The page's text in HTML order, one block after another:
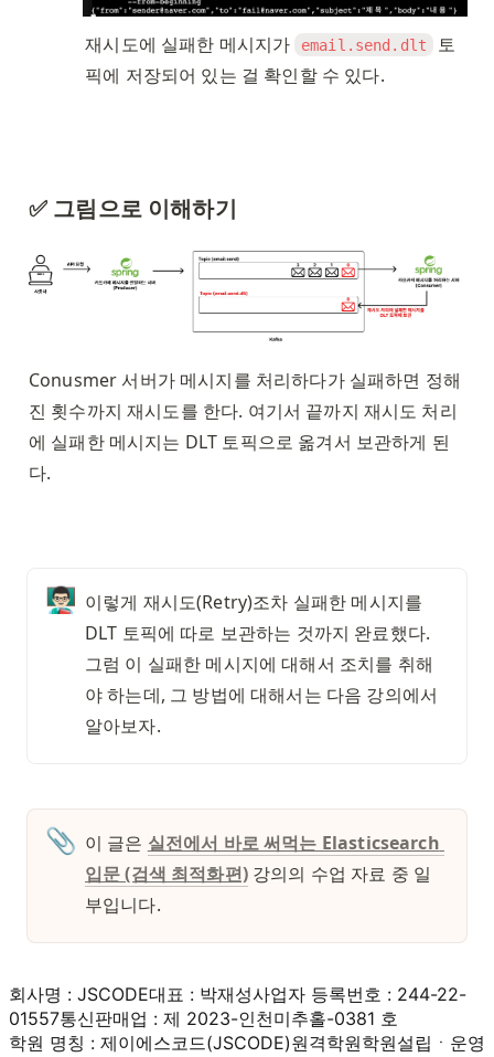
재시도에 실패한 메시지가 email.send.dlt
토
픽에 저장되어 있는 걸 확인할 수 있다.
✅ 그림으로 이해하기
Conusmer 서버가 메시지를 처리하다가 실패하면 정해
진 횟수까지 재시도를 한다. 여기서 끝까지 재시도 처리
에 실패한 메시지는 DLT 토픽으로 옮겨서 보관하게 된
다.
👨🏻‍🏫 이렇게 재시도(Retry)조차 실패한 메시지를
DLT 토픽에 따로 보관하는 것까지 완료했다.
그럼 이 실패한 메시지에 대해서 조치를 취해
야 하는데, 그 방법에 대해서는 다음 강의에서
알아보자.
📎 이 글은 실전에서 바로 써먹는 Elasticsearch
입문 (검색 최적화편) 강의의 수업 자료 중 일
부입니다.
회사명 : JSCODE대표 : 박재성사업자 등록번호 : 244-22-
01557통신판매업 : 제 2023-인천미추홀-0381 호
학원 명칭 : 제이에스코드(JSCODE)원격학원학원설립ㆍ운영